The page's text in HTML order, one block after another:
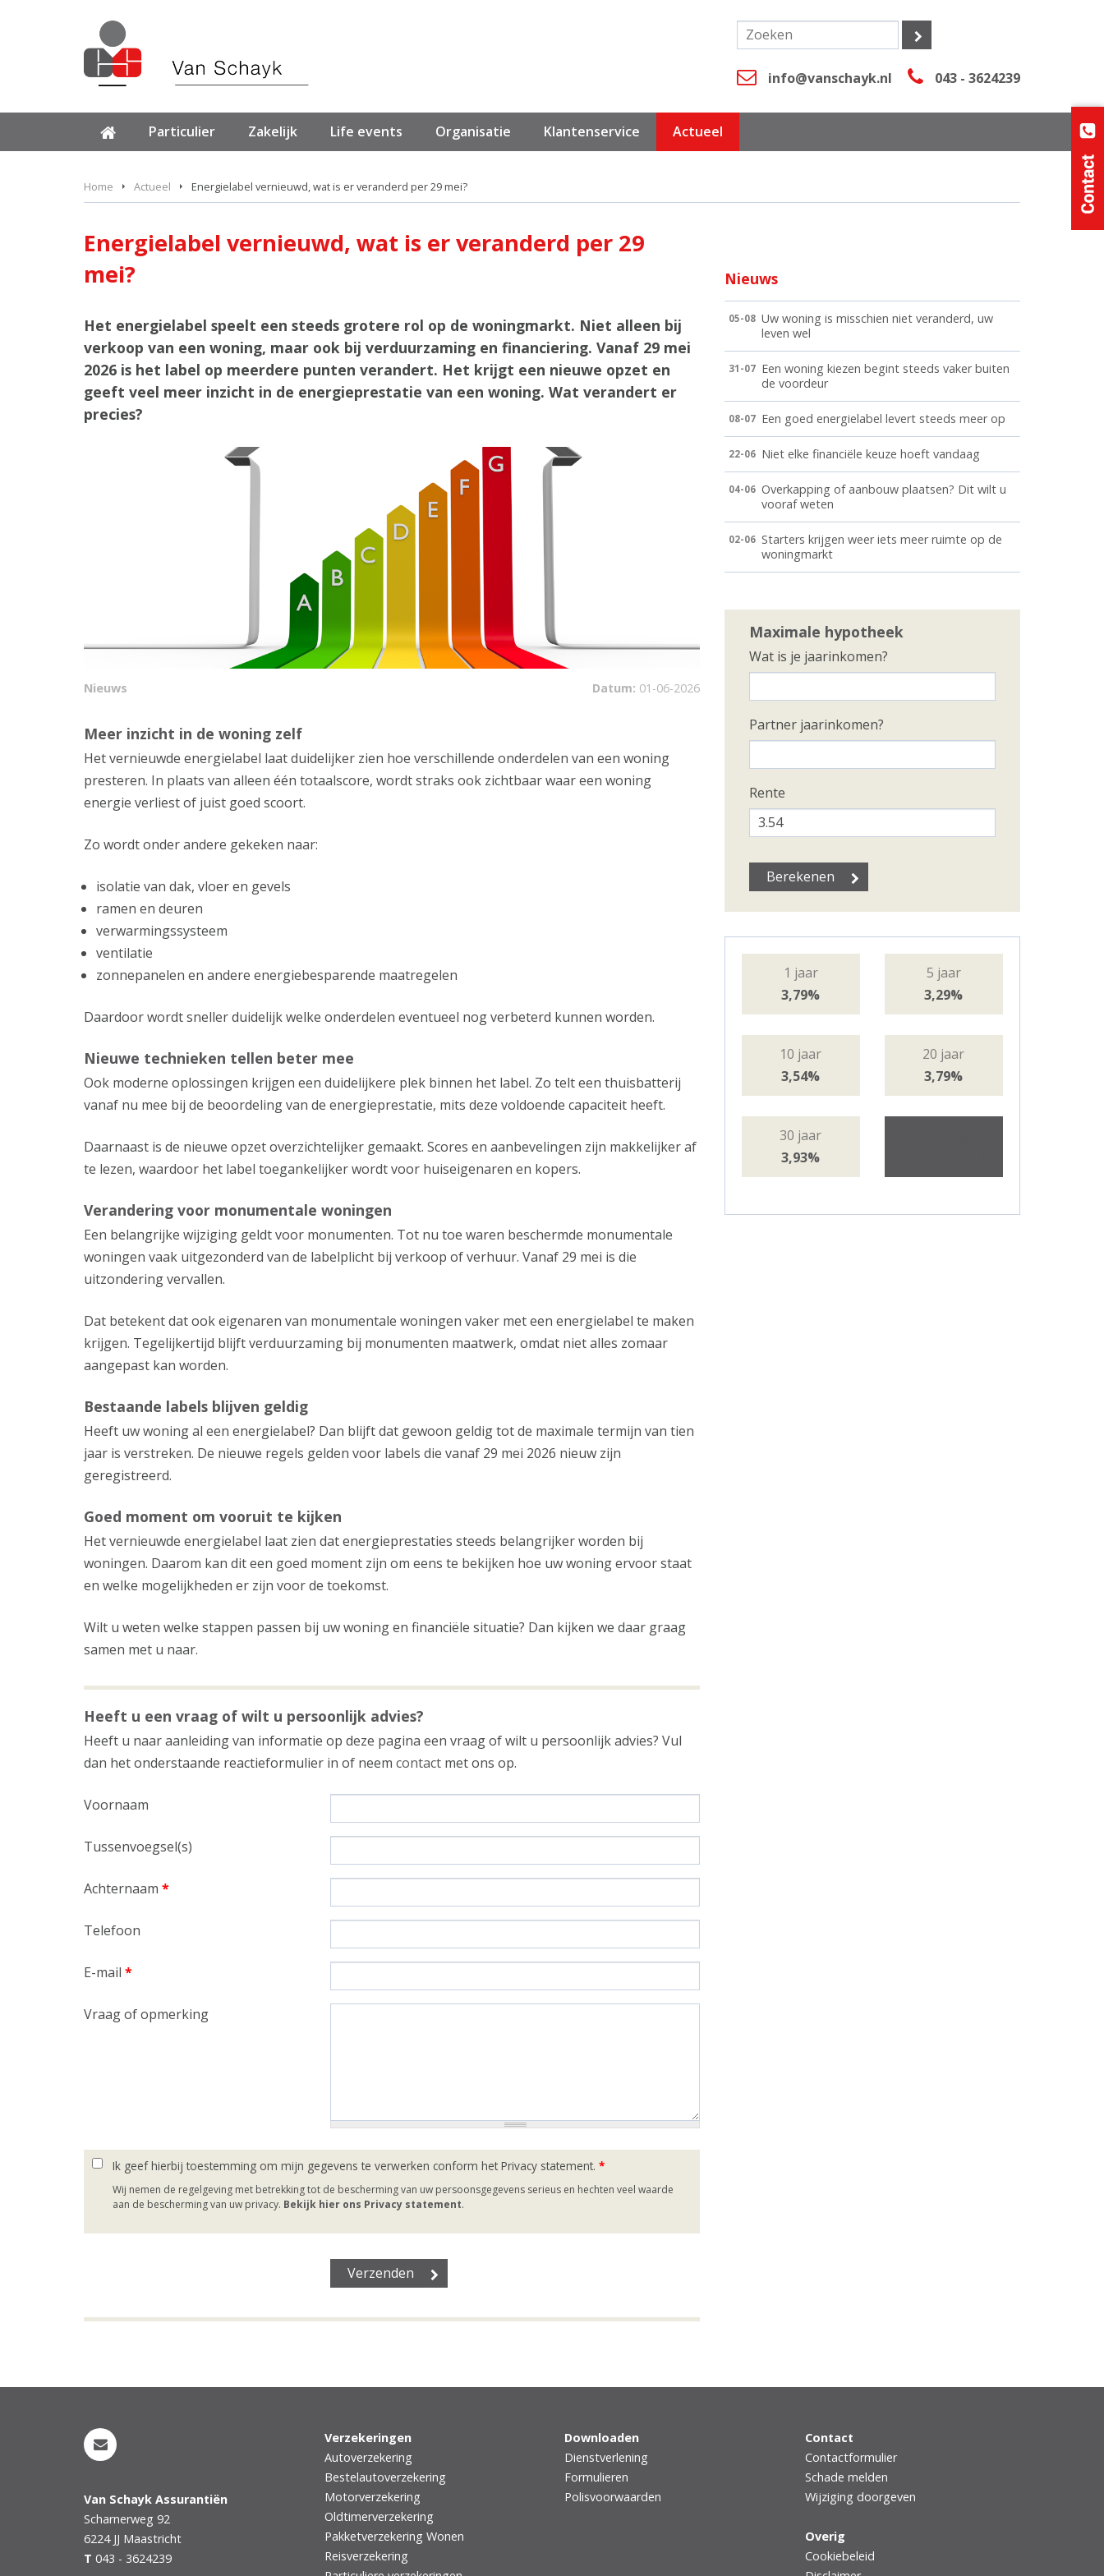
info@vanschayk.nl 043 - 3624239
Particulier Zakelijk Life events Organisatie Klantenservice Actueel
Home Actueel Energielabel vernieuwd, wat is er veranderd per 29 mei?
Energielabel vernieuwd, wat is er veranderd per 29
mei?
Het energielabel speelt een steeds grotere rol op de woningmarkt. Niet alleen bij
verkoop van een woning, maar ook bij verduurzaming en financiering. Vanaf 29 mei
2026 is het label op meerdere punten verandert. Het krijgt een nieuwe opzet en
geeft veel meer inzicht in de energieprestatie van een woning. Wat verandert er
precies?
Nieuws Datum: 01-06-2026
Meer inzicht in de woning zelf
Het vernieuwde energielabel laat duidelijker zien hoe verschillende onderdelen van een woning
presteren. In plaats van alleen één totaalscore, wordt straks ook zichtbaar waar een woning
energie verliest of juist goed scoort.
Zo wordt onder andere gekeken naar:
isolatie van dak, vloer en gevels
ramen en deuren
verwarmingssysteem
ventilatie
zonnepanelen en andere energiebesparende maatregelen
Daardoor wordt sneller duidelijk welke onderdelen eventueel nog verbeterd kunnen worden.
Nieuwe technieken tellen beter mee
Ook moderne oplossingen krijgen een duidelijkere plek binnen het label. Zo telt een thuisbatterij
vanaf nu mee bij de beoordeling van de energieprestatie, mits deze voldoende capaciteit heeft.
Daarnaast is de nieuwe opzet overzichtelijker gemaakt. Scores en aanbevelingen zijn makkelijker af
te lezen, waardoor het label toegankelijker wordt voor huiseigenaren en kopers.
Verandering voor monumentale woningen
Een belangrijke wijziging geldt voor monumenten. Tot nu toe waren beschermde monumentale
woningen vaak uitgezonderd van de labelplicht bij verkoop of verhuur. Vanaf 29 mei is die
uitzondering vervallen.
Dat betekent dat ook eigenaren van monumentale woningen vaker met een energielabel te maken
krijgen. Tegelijkertijd blijft verduurzaming bij monumenten maatwerk, omdat niet alles zomaar
aangepast kan worden.
Bestaande labels blijven geldig
Heeft uw woning al een energielabel? Dan blijft dat gewoon geldig tot de maximale termijn van tien
jaar is verstreken. De nieuwe regels gelden voor labels die vanaf 29 mei 2026 nieuw zijn
geregistreerd.
Goed moment om vooruit te kijken
Het vernieuwde energielabel laat zien dat energieprestaties steeds belangrijker worden bij
woningen. Daarom kan dit een goed moment zijn om eens te bekijken hoe uw woning ervoor staat
en welke mogelijkheden er zijn voor de toekomst.
Wilt u weten welke stappen passen bij uw woning en financiële situatie? Dan kijken we daar graag
samen met u naar.
Heeft u een vraag of wilt u persoonlijk advies?
Heeft u naar aanleiding van informatie op deze pagina een vraag of wilt u persoonlijk advies? Vul
dan het onderstaande reactieformulier in of neem contact met ons op.
Voornaam
Tussenvoegsel(s)
Achternaam *
Telefoon
E-mail *
Vraag of opmerking
Ik geef hierbij toestemming om mijn gegevens te verwerken conform het Privacy statement. *
Wij nemen de regelgeving met betrekking tot de bescherming van uw persoonsgegevens serieus en hechten veel waarde
aan de bescherming van uw privacy. Bekijk hier ons Privacy statement.
Nieuws
05-08 Uw woning is misschien niet veranderd, uw
leven wel
31-07 Een woning kiezen begint steeds vaker buiten
de voordeur
08-07 Een goed energielabel levert steeds meer op
22-06 Niet elke financiële keuze hoeft vandaag
04-06 Overkapping of aanbouw plaatsen? Dit wilt u
vooraf weten
02-06 Starters krijgen weer iets meer ruimte op de
woningmarkt
Maximale hypotheek
Wat is je jaarinkomen?
Partner jaarinkomen?
Rente
1 jaar
3,79%
5 jaar
3,29%
10 jaar
3,54%
20 jaar
3,79%
30 jaar
3,93%
Van Schayk Assurantiën
Scharnerweg 92
6224 JJ Maastricht
T 043 - 3624239
Verzekeringen
Autoverzekering
Bestelautoverzekering
Motorverzekering
Oldtimerverzekering
Pakketverzekering Wonen
Reisverzekering
Downloaden
Dienstverlening
Formulieren
Polisvoorwaarden
Contact
Contactformulier
Schade melden
Wijziging doorgeven
Overig
Cookiebeleid